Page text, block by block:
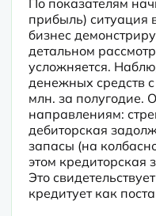
По показателям
прибыль) ситуация
бизнес
детальном
усложняется.
денежных средств
млн. за полугодие.
направлениям:
дебиторская
запасы (на
этом кредиторская
Это
кредитует как